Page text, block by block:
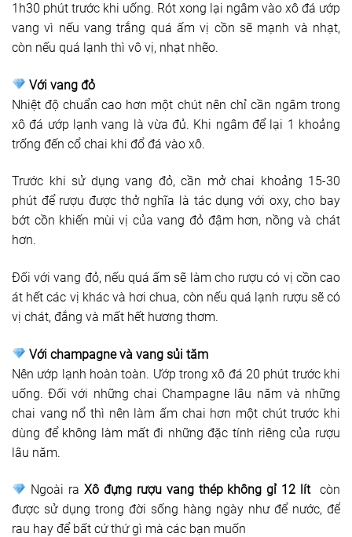
1h30 phút trước khi uống. Rót xong lại ngâm vào xô đá ướp
vang vì nếu vang trắng quá ấm vị cồn sẽ mạnh và nhạt,
còn nếu quá lạnh thì vô vị, nhạt nhẽo.
Với vang đỏ
Nhiệt độ chuẩn cao hơn một chút nên chỉ cần ngâm trong
xô đá ướp lạnh vang là vừa đủ. Khi ngâm để lại 1 khoảng
trống đến cổ chai khi đổ đá vào xô.
Trước khi sử dụng vang đỏ, cần mở chai khoảng 15-30
phút để rượu được thở nghĩa là tác dụng với oxy, cho bay
bớt cồn khiến mùi vị của vang đỏ đậm hơn, nồng và chát
hơn.
Đối với vang đỏ, nếu quá ấm sẽ làm cho rượu có vị cồn cao
át hết các vị khác và hơi chua, còn nếu quá lạnh rượu sẽ có
vị chát, đắng và mất hết hương thơm.
Với champagne và vang sủi tăm
Nên ướp lạnh hoàn toàn. Ướp trong xô đá 20 phút trước khi
uống. Đối với những chai Champagne lâu năm và những
chai vang nổ thì nên làm ấm chai hơn một chút trước khi
dùng để không làm mất đi những đặc tính riêng của rượu
lâu năm.
Ngoài ra Xô đựng rượu vang thép không gỉ 12 lít còn
được sử dụng trong đời sống hàng ngày như để nước, để
rau hay để bất cứ thứ gì mà các bạn muốn